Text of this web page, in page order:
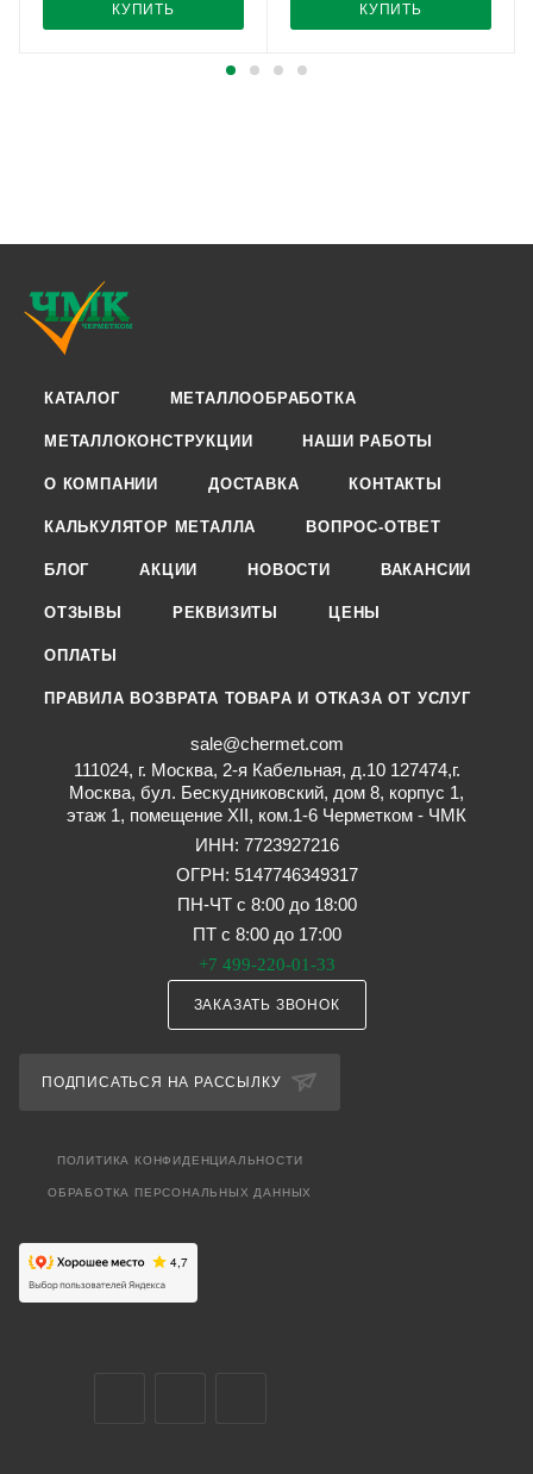
КУПИТЬ КУПИТЬ
КАТАЛОГ МЕТАЛЛООБРАБОТКА
МЕТАЛЛОКОНСТРУКЦИИ НАШИ РАБОТЫ
О КОМПАНИИ ДОСТАВКА КОНТАКТЫ
КАЛЬКУЛЯТОР МЕТАЛЛА ВОПРОС-ОТВЕТ
БЛОГ АКЦИИ НОВОСТИ ВАКАНСИИ
ОТЗЫВЫ РЕКВИЗИТЫ ЦЕНЫ
ОПЛАТЫ
ПРАВИЛА ВОЗВРАТА ТОВАРА И ОТКАЗА ОТ УСЛУГ
sale@chermet.com
111024, г. Москва, 2-я Кабельная, д.10 127474,г.
Москва, бул. Бескудниковский, дом 8, корпус 1,
этаж 1, помещение XII, ком.1-6 Черметком - ЧМК
ИНН: 7723927216
ОГРН: 5147746349317
ПН-ЧТ с 8:00 до 18:00
ПТ с 8:00 до 17:00
+7 499-220-01-33
ЗАКАЗАТЬ ЗВОНОК
ПОДПИСАТЬСЯ НА РАССЫЛКУ
ПОЛИТИКА КОНФИДЕНЦИАЛЬНОСТИ
ОБРАБОТКА ПЕРСОНАЛЬНЫХ ДАННЫХ